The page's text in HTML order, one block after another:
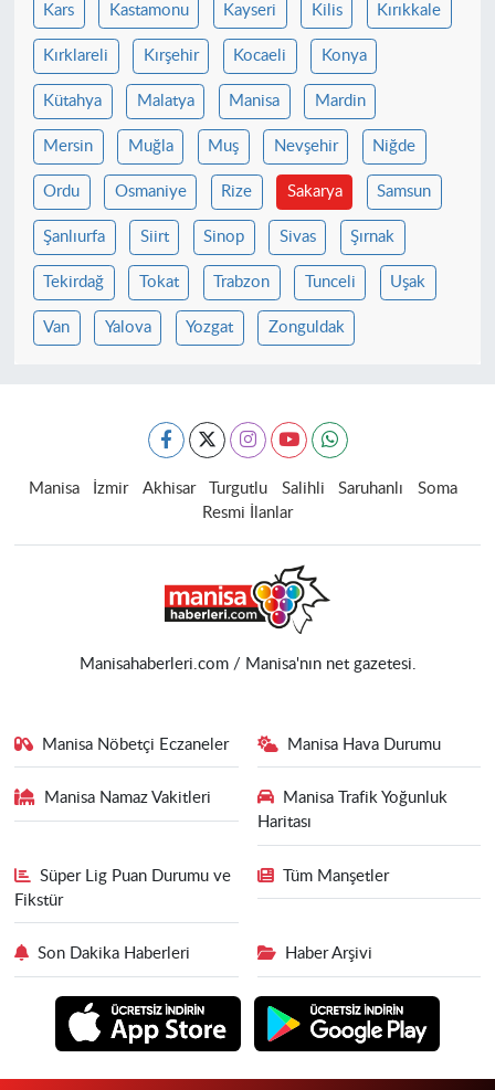
Kars Kastamonu Kayseri Kilis Kırıkkale
Kırklareli Kırşehir Kocaeli Konya
Kütahya Malatya Manisa Mardin
Mersin Muğla Muş Nevşehir Niğde
Ordu Osmaniye Rize Sakarya Samsun
Şanlıurfa Siirt Sinop Sivas Şırnak
Tekirdağ Tokat Trabzon Tunceli Uşak
Van Yalova Yozgat Zonguldak
Manisa İzmir Akhisar Turgutlu Salihli Saruhanlı
Soma
Resmi İlanlar
Manisahaberleri.com / Manisa'nın net gazetesi.
Manisa Nöbetçi Eczaneler Manisa Hava Durumu
Manisa Namaz Vakitleri
Manisa Trafik Yoğunluk
Haritası
Süper Lig Puan Durumu ve
Fikstür
Tüm Manşetler
Son Dakika Haberleri Haber Arşivi